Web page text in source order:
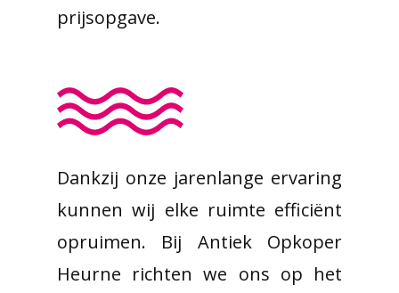
prijsopgave.
Dankzij onze jarenlange ervaring
kunnen wij elke ruimte efficiënt
opruimen. Bij Antiek Opkoper
Heurne richten we ons op het